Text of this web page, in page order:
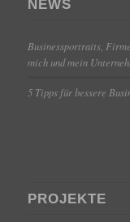
NEWS
Businessportraits,
mich und mein
5 Tipps für bessere
PROJEKTE